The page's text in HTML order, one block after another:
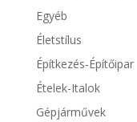
Egyéb
Életstílus
Építkezés-Építőipar
Ételek-Italok
Gépjárművek